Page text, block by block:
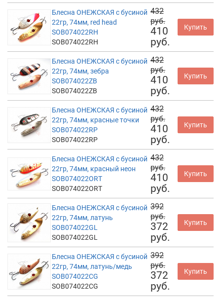
Блесна ОНЕЖСКАЯ с бусиной
22гр, 74мм, red head
SOB074022RH
SOB074022RH
432
руб.
410
руб.
Купить
Блесна ОНЕЖСКАЯ с бусиной
22гр, 74мм, зебра
SOB074022ZB
SOB074022ZB
432
руб.
410
руб.
Купить
Блесна ОНЕЖСКАЯ с бусиной
22гр, 74мм, красные точки
SOB074022RP
SOB074022RP
432
руб.
410
руб.
Купить
Блесна ОНЕЖСКАЯ с бусиной
22гр, 74мм, красный неон
SOB074022ORT
SOB074022ORT
432
руб.
410
руб.
Купить
Блесна ОНЕЖСКАЯ с бусиной
22гр, 74мм, латунь
SOB074022GL
SOB074022GL
392
руб.
372
руб.
Купить
Блесна ОНЕЖСКАЯ с бусиной
22гр, 74мм, латунь/медь
SOB074022CG
SOB074022CG
392
руб.
372
руб.
Купить